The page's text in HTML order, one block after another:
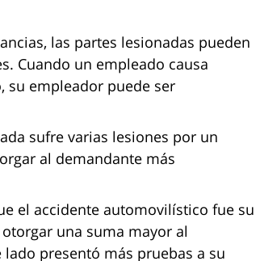
las partes lesionadas pueden
Cuando un empleado causa
su empleador puede ser
sufre varias lesiones por un
al demandante más
el accidente automovilístico fue su
una suma mayor al
presentó más pruebas a su